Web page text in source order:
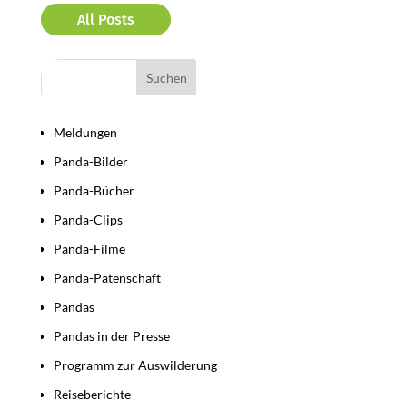
All Posts
Meldungen
Panda-Bilder
Panda-Bücher
Panda-Clips
Panda-Filme
Panda-Patenschaft
Pandas
Pandas in der Presse
Programm zur Auswilderung
Reiseberichte